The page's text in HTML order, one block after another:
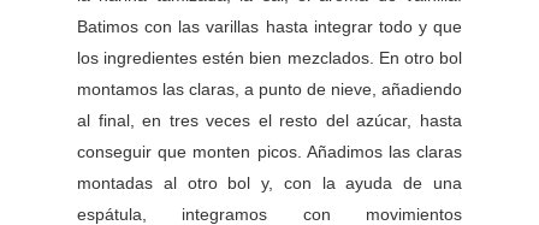
Batimos con las varillas hasta integrar todo y que
los ingredientes estén bien mezclados. En otro bol
montamos las claras, a punto de nieve, añadiendo
al final, en tres veces el resto del azúcar, hasta
conseguir que monten picos. Añadimos las claras
montadas al otro bol y, con la ayuda de una
espátula, integramos con movimientos